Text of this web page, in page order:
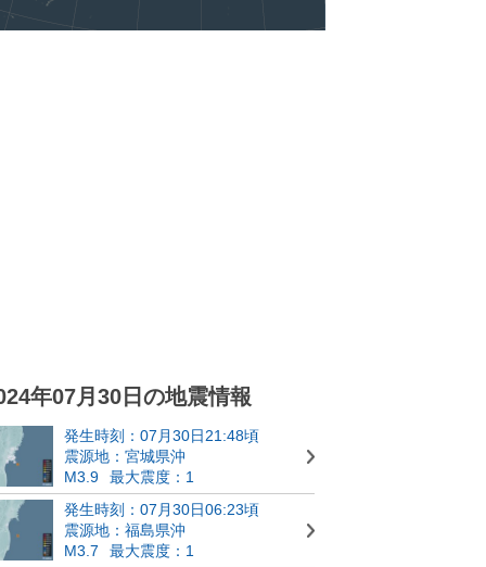
年07月30日の地震情報
発生時刻：07月30日21:48頃
震源地：宮城県沖
M3.9
最大震度：1
発生時刻：07月30日06:23頃
震源地：福島県沖
M3.7
最大震度：1